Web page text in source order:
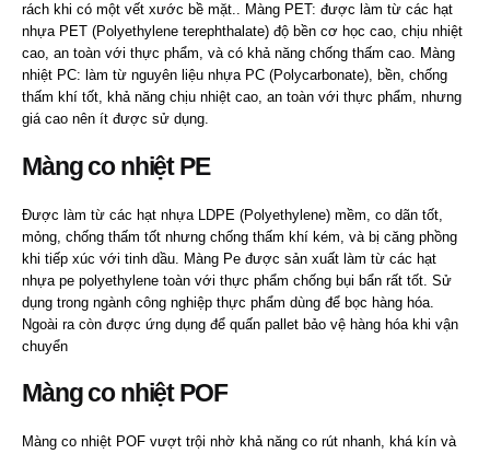
rách khi có một vết xước bề mặt.. Màng PET: được làm từ các hạt
nhựa PET (Polyethylene terephthalate) độ bền cơ học cao, chịu nhiệt
cao, an toàn với thực phẩm, và có khả năng chống thấm cao. Màng
nhiệt PC: làm từ nguyên liệu nhựa PC (Polycarbonate), bền, chống
thấm khí tốt, khả năng chịu nhiệt cao, an toàn với thực phẩm, nhưng
giá cao nên ít được sử dụng.
Màng co nhiệt PE
Được làm từ các hạt nhựa LDPE (Polyethylene) mềm, co dãn tốt,
mỏng, chống thấm tốt nhưng chống thấm khí kém, và bị căng phồng
khi tiếp xúc với tinh dầu. Màng Pe được sản xuất làm từ các hạt
nhựa pe polyethylene toàn với thực phẩm chống bụi bẩn rất tốt. Sử
dụng trong ngành công nghiệp thực phẩm dùng để bọc hàng hóa.
Ngoài ra còn được ứng dụng để quấn pallet bảo vệ hàng hóa khi vận
chuyển
Màng co nhiệt POF
Màng co nhiệt POF vượt trội nhờ khả năng co rút nhanh, khá kín và